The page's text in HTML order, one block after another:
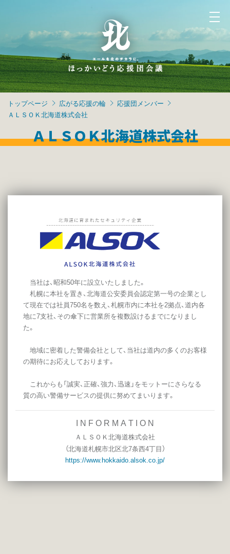
トップページ 広がる応援の輪
応援団メンバー
ＡＬＳＯＫ北海道株式会社
ＡＬＳＯＫ北海道株式会社
当社は、昭和50年に設立いたしました。
札幌に本社を置き、北海道公安委員会認定第一号の企業とし
て現在では社員750名を数え、札幌市内に本社を2拠点、道内各
地に7支社、その傘下に営業所を複数設けるまでになりまし
た。
地域に密着した警備会社として、当社は道内の多くのお客様
の期待にお応えしております。
これからも「誠実、正確、強力、迅速」をモットーにさらなる
質の高い警備サービスの提供に努めてまいります。
I N F O R M A T I O N
ＡＬＳＯＫ北海道株式会社
（北海道札幌市北区北7条西4丁目）
https://www.hokkaido.alsok.co.jp/